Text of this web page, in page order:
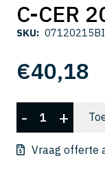
C-CER
SKU: 07120215BI
€40,18
CER
2015-
- +
Vraag offerte